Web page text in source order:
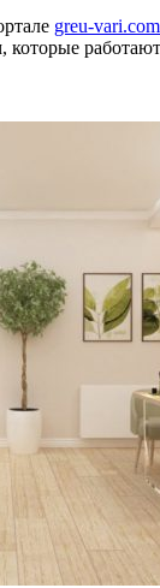
greu-
которые